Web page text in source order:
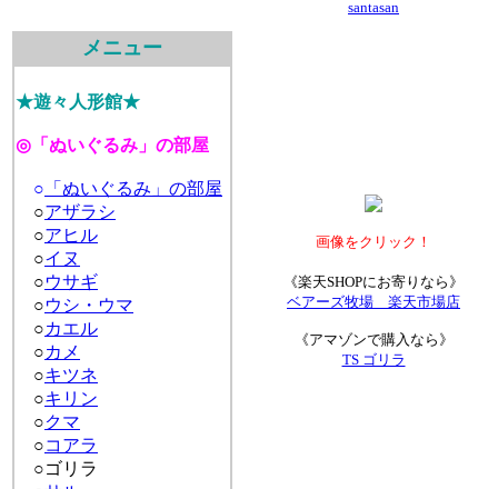
santasan
画像をクリック！
《楽天SHOPにお寄りなら》
ベアーズ牧場 楽天市場店
《アマゾンで購入なら》
TS ゴリラ
メニュー
★遊々人形館★
◎「ぬいぐるみ」の部屋
○ 「ぬいぐるみ」の部屋
○アザラシ
○アヒル
○イヌ
○ウサギ
○ウシ・ウマ
○カエル
○カメ
○キツネ
○キリン
○クマ
○コアラ
○ゴリラ